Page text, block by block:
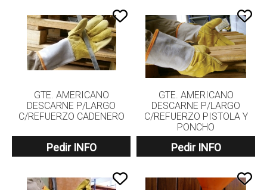
GTE. AMERICANO
DESCARNE P/LARGO
C/REFUERZO CADENERO
Pedir INFO
GTE. AMERICANO
DESCARNE P/LARGO
C/REFUERZO PISTOLA Y
PONCHO
Pedir INFO